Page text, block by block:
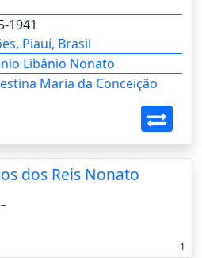
1941
Piauí, Brasil
Libânio Nonato
Maria da Conceição
dos Reis Nonato
1